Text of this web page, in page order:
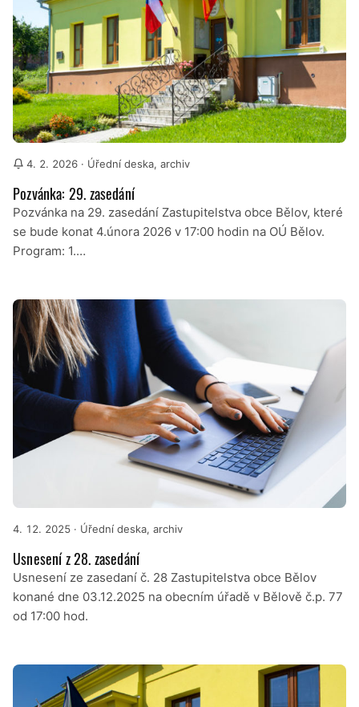
4. 2. 2026 · Úřední deska, archiv
Pozvánka: 29. zasedání
Pozvánka na 29. zasedání Zastupitelstva obce Bělov, které
se bude konat 4.února 2026 v 17:00 hodin na OÚ Bělov.
Program: 1.…
4. 12. 2025 · Úřední deska, archiv
Usnesení z 28. zasedání
Usnesení ze zasedaní č. 28 Zastupitelstva obce Bělov
konané dne 03.12.2025 na obecním úřadě v Bělově č.p. 77
od 17:00 hod.